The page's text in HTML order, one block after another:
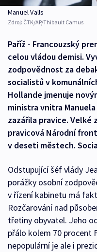
Manuel Valls
Zdroj: ČTK/AP/Thibault Camus
Paříž - Francouzský
celou vládou demisi.
zodpovědnost za
socialistů v
Hollande jmenuje
ministra vnitra
zazářila pravice. Velké
pravicová Národní
v deseti městech.
Odstupující šéf vlády
porážky osobní
v řízení kabinetu má
Rozčarování nad
třetiny obyvatel. Jeho
přálo kolem 70 procent
nepopulární je ale i